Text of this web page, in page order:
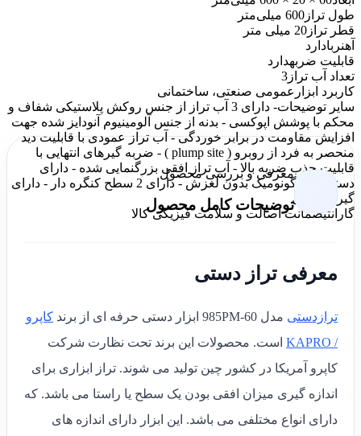
طول تراز 600 میلی‌متر
قطر تراز 20 میلی متر
آهنربادارد
قابلیت ضربهدارد
تعداد آب تراز 3
کاربرد ابزار عمومی صنعتی، ساختمانی
سایر توضیحات
- دارای 3 آب تراز از جنس روکش پلاستیکی شفاف و
محکم با پوشش اپوکسی - بدنه از جنس آلومینیوم آنودایز شده جهت
افزایش مقاومت در برابر خوردگی - آب تراز عمودی با قابلیت دید
منحصر به فرد از روبرو ( plump site ) - ضربه گیرهای انتهایی با
قابلیت جذب ضربه بالا - آب تراز افقی بزرگنمایی شده - دارای
دستگیره ارگونومیک بدون لغزش - دارای 2 سطح کنگره دار - دارای
گیره دیواری
گارانتیضمانت اصالت و سلامت فیزیکی کالا
معرفی و بررسی محصول
توضیحات کامل محصول
معرفی تراز دستی
ترازدستی مدل 985PM-60 ابزار دستی حرفه ای از برند
کاپرو
/ KAPRO
است. محصولات این برند تحت نظارت شرکت
کاپرو آمریکا در کشور چین تولید می شوند. تراز ابزاری برای
اندازه گیری میزان افقی بودن یک سطح یا راستا می باشد. که
دارای انواع مختلفی می باشد. این ابزار دارای اندازه های